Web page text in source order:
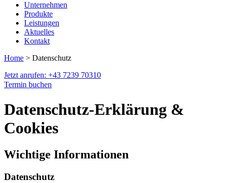
Unternehmen
Produkte
Leistungen
Aktuelles
Kontakt
Home > Datenschutz
Jetzt anrufen: +43 7239 70310
Termin buchen
Datenschutz-Erklärung &
Cookies
Wichtige Informationen
Datenschutz